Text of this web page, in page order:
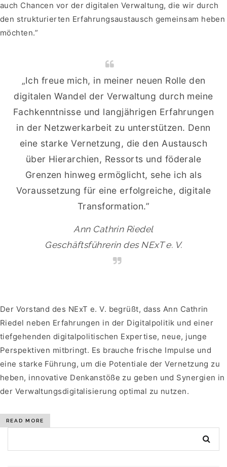
auch Chancen vor der digitalen Verwaltung, die wir durch
den strukturierten Erfahrungsaustausch gemeinsam heben
möchten.”
„Ich freue mich, in meiner neuen Rolle den
digitalen Wandel der Verwaltung durch meine
Fachkenntnisse und langjährigen Erfahrungen
in der Netzwerkarbeit zu unterstützen. Denn
eine starke Vernetzung, die den Austausch
über Hierarchien, Ressorts und föderale
Grenzen hinweg ermöglicht, sehe ich als
Voraussetzung für eine erfolgreiche, digitale
Transformation.”
Ann Cathrin Riedel
Geschäftsführerin des NExT e. V.
Der Vorstand des NExT e. V. begrüßt, dass Ann Cathrin
Riedel neben Erfahrungen in der Digitalpolitik und einer
tiefgehenden digitalpolitischen Expertise, neue, junge
Perspektiven mitbringt. Es brauche frische Impulse und
eine starke Führung, um die Potentiale der Vernetzung zu
heben, innovative Denkanstöße zu geben und Synergien in
der Verwaltungsdigitalisierung optimal zu nutzen.
READ MORE